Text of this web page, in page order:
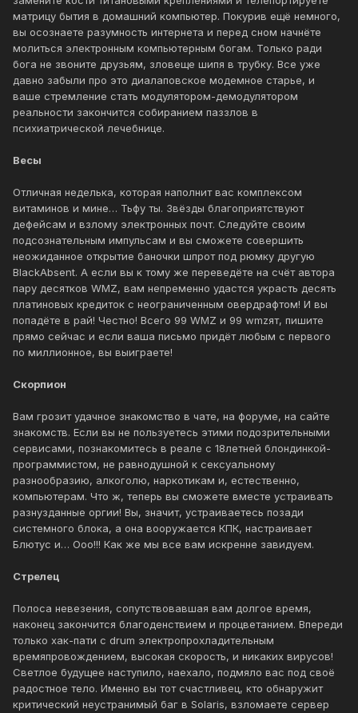
матрицу бытия в домашний компьютер. Покурив ещё немного,
вы осознаете разумность интернета и перед сном начнёте
молиться электронным компьютерным богам. Только ради
бога не звоните друзьям, зловеще шипя в трубку. Все уже
давно забыли про это диалаповское модемное старье, и
ваше стремление стать модулятором-демодулятором
реальности закончится собиранием паззлов в
психиатрической лечебнице.
Весы
Отличная неделька, которая наполнит вас комплексом
витаминов и мине… Тьфу ты. Звёзды благоприятствуют
дефейсам и взлому электронных почт. Следуйте своим
подсознательным импульсам и вы сможете совершить
неожиданное открытие баночки шпрот под рюмку другую
BlackAbsent. А если вы к тому же переведёте на счёт автора
пару десятков WMZ, вам непременно удастся украсть десять
платиновых кредиток с неограниченным овердрафтом! И вы
попадёте в рай! Честно! Всего 99 WMZ и 99 wmzят, пишите
прямо сейчас и если ваша письмо придёт любым с первого
по миллионное, вы выиграете!
Скорпион
Вам грозит удачное знакомство в чате, на форуме, на сайте
знакомств. Если вы не пользуетесь этими подозрительными
сервисами, познакомитесь в реале с 18летней блондинкой-
программистом, не равнодушной к сексуальному
разнообразию, алкоголю, наркотикам и, естественно,
компьютерам. Что ж, теперь вы сможете вместе устраивать
разнузданные оргии! Вы, значит, устраиваетесь позади
системного блока, а она вооружается КПК, настраивает
Блютус и… Ооо!!! Как же мы все вам искренне завидуем.
Стрелец
Полоса невезения, сопутствовавшая вам долгое время,
наконец закончится благоденствием и процветанием. Впереди
только хак-пати с drum электропрохладительным
времяпровождением, высокая скорость, и никаких вирусов!
Светлое будущее наступило, наехало, подмяло вас под своё
радостное тело. Именно вы тот счастливец, кто обнаружит
критический неустранимый баг в Solaris, взломаете сервер